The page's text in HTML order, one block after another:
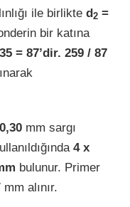
ile birlikte d2 =
bir katına
= 87’dir. 259 / 87
0,30 mm sargı
4 x
bulunur. Primer
alınır.